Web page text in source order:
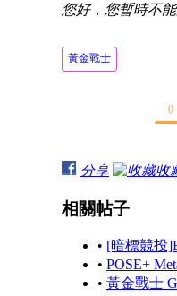
您好，您暫時不
黃金戰士
0
分享 收
相關帖子
• [暗標競投
• POSE+
• 黃金戰士